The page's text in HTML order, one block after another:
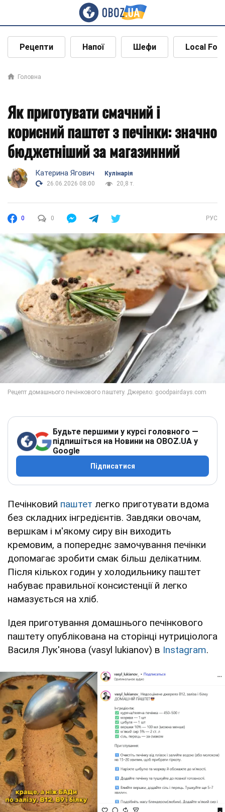
Рецепти Напої Шефи Local
Головна
Як приготувати смачний і
корисний паштет з печінки: значно
бюджетніший за магазинний
Катерина Ягович
Кулінарія
26.06.2026 08:00
20,8 т.
0 0 РУС
Будьте першими у курсі головного —
підпишіться на Новини на OBOZ.UA у
Google
Підписатися
Печінковий паштет легко приготувати вдома
без складних інгредієнтів. Завдяки овочам,
вершкам і м'якому сиру він виходить
кремовим, а попереднє замочування печінки
допомагає зробити смак більш делікатним.
Після кількох годин у холодильнику паштет
набуває правильної консистенції й легко
намазується на хліб.
Ідея приготування домашнього печінкового
паштету опублікована на сторінці нутриціолога
Василя Лук'янова (vasyl lukianov) в Instagram.